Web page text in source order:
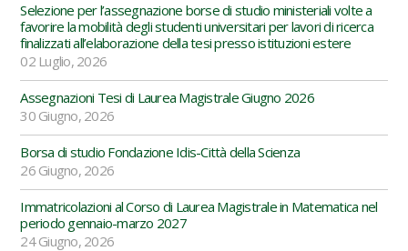
Selezione per l’assegnazione borse di studio ministeriali volte a
favorire la mobilità degli studenti universitari per lavori di ricerca
finalizzati all’elaborazione della tesi presso istituzioni estere
02 Luglio, 2026
Assegnazioni Tesi di Laurea Magistrale Giugno 2026
30 Giugno, 2026
Borsa di studio Fondazione Idis-Città della Scienza
26 Giugno, 2026
Immatricolazioni al Corso di Laurea Magistrale in Matematica nel
periodo gennaio-marzo 2027
24 Giugno, 2026